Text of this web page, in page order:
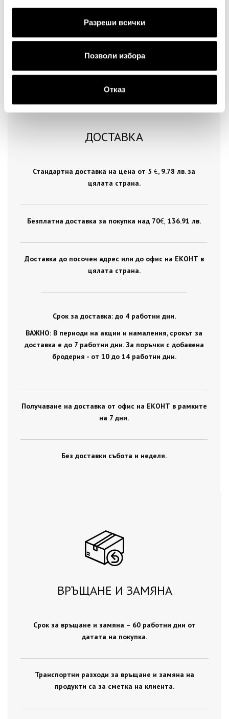
Разреши всички
Позволи избора
Отказ
Продължи
ДОСТАВКА
Стандартна доставка на цена от 5 €, 9.78 лв. за
цялата страна.
Безплатна доставка за покупка над 70€ , 136.91 лв.
Доставка до посочен адрес или до офис на ЕКОНТ в
цялата страна.
Срок за доставка: до 4 работни дни.
ВАЖНО: В периоди на акции и намаления, срокът за
доставка е до 7 работни дни. За поръчки с добавена
бродерия - от 10 до 14 работни дни.
Получаване на доставка от офис на ЕКОНТ в рамките
на 7 дни.
Без доставки събота и неделя.
ВРЪЩАНЕ И ЗАМЯНА
Срок за връщане и замяна – 60 работни дни от
датата на покупка.
Транспортни разходи за връщане и замяна на
продукти са за сметка на клиента.